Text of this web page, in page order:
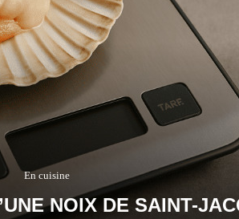
En cuisine
NOIX DE SAINT-